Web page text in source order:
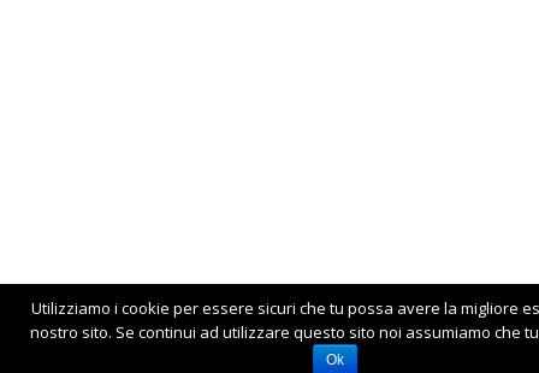
Utilizziamo i cookie per essere sicuri che tu possa avere la migliore
nostro sito. Se continui ad utilizzare questo sito noi assumiamo che
Ok